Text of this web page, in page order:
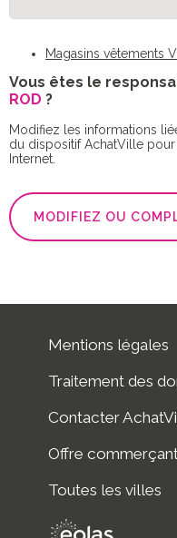
Magasins vêtements
Vous êtes le
ROD ?
Modifiez les informations
du dispositif AchatVille
Internet.
MODIFIEZ OU
Mentions légales
Traitement des
Contacter
Offre
Toutes les villes